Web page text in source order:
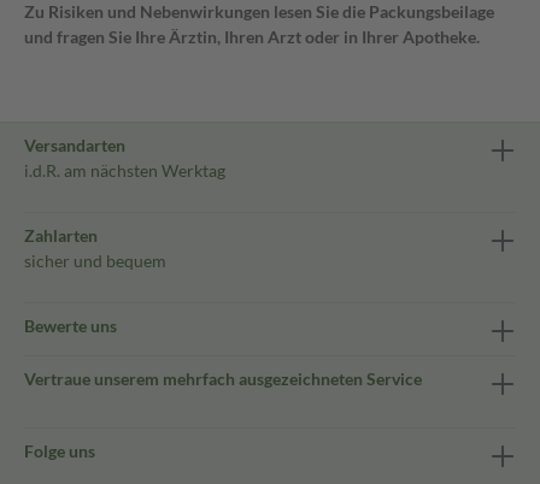
Zu Risiken und Nebenwirkungen lesen Sie die Packungsbeilage
und fragen Sie Ihre Ärztin, Ihren Arzt oder in Ihrer Apotheke.
Versandarten
i.d.R. am nächsten Werktag
Zahlarten
sicher und bequem
Bewerte uns
Vertraue unserem mehrfach ausgezeichneten Service
Folge uns